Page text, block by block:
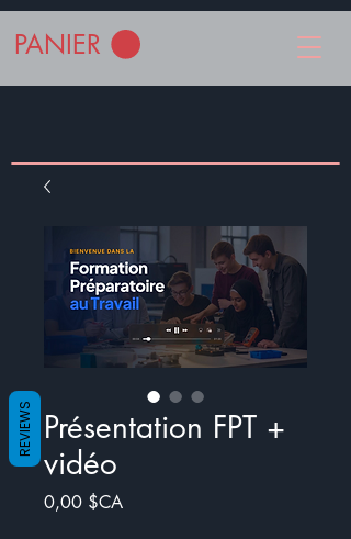
PANIER
Présentation FPT +
vidéo
0,00 $CAPrix
REVIEWS